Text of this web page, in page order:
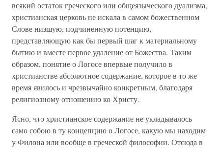
всякий остаток греческого или общеязыческого дуализма,
христианская церковь не искала в самом божественном
Слове низшую, подчиненную потенцию,
представляющую как бы первый шаг к материальному
бытию и вместе первое удаление от Божества. Таким
образом, понятие о Логосе впервые получило в
христианстве абсолютное содержание, которое в то же
время явилось и чрезвычайно конкретным, благодаря
религиозному отношению ко Христу.
Ясно, что христианское содержание не укладывалось
само собою в ту концепцию о Логосе, какую мы находим
у Филона или вообще в греческой философии. Отсюда в